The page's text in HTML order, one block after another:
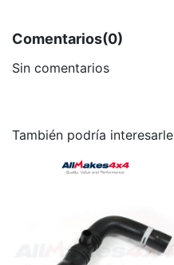
Comentarios(0)
Sin comentarios
También podría interesarle